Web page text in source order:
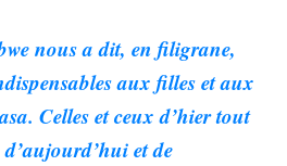
nous a dit, en filigrane,
aux filles et aux
Celles et ceux d’hier tout
et de